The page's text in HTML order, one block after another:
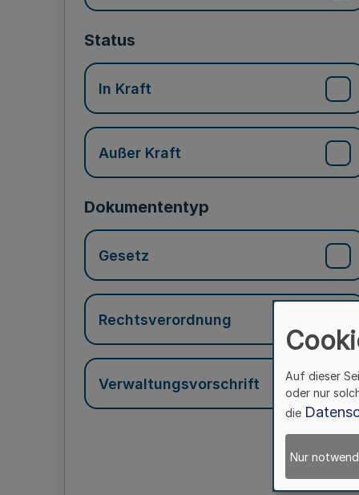
Status
In Kraft
Außer Kraft
Dokumententyp
Gesetz
Rechtsverordnung
Verwaltungsvorschrift
Auf dieser
oder nur
die
Nur